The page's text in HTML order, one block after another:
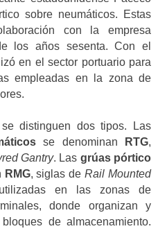
sobre neumáticos. Estas
con la empresa
los años sesenta. Con el
en el sector portuario para
empleadas en la zona de
distinguen dos tipos. Las
se denominan RTG,
Gantry. Las grúas pórtico
RMG, siglas deRail Mounted
en las zonas de
donde organizan y
de almacenamiento.